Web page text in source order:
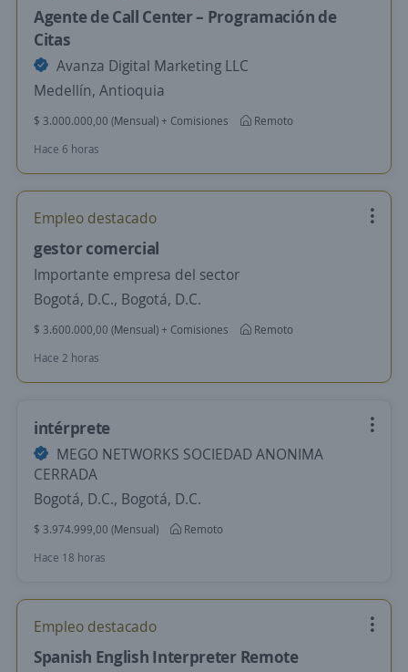
Agente de Call Center – Programación de
Citas
Avanza Digital Marketing LLC
Medellín, Antioquia
$ 3.000.000,00 (Mensual) + Comisiones
Remoto
Hace 6 horas
Empleo destacado
gestor comercial
Importante empresa del sector
Bogotá, D.C., Bogotá, D.C.
$ 3.600.000,00 (Mensual) + Comisiones
Remoto
Hace 2 horas
intérprete
MEGO NETWORKS SOCIEDAD ANONIMA
CERRADA
Bogotá, D.C., Bogotá, D.C.
$ 3.974.999,00 (Mensual)
Remoto
Hace 18 horas
Empleo destacado
Spanish English Interpreter Remote